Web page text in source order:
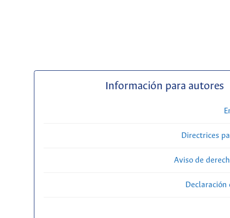
Información para autores
Directrices
Aviso de